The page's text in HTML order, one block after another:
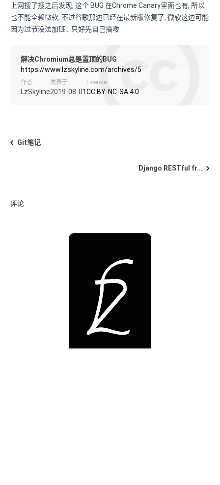
上网搜了搜之后发现, 这个 BUG 在Chrome Canary里面也有, 所以
也不能全赖微软, 不过谷歌那边已经在最新版修复了, 微软这边可能
因为过节没法加班… 只好先自己搞喽.
解决Chromium总是置顶的BUG
https://www.lzskyline.com/archives/5
作者
LzSkyline
发表于
2019-08-01
License
CC BY-NC-SA 4.0
Git笔记
Django RESTful fr...
评论